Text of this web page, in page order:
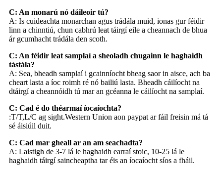
C: An monarú nó dáileoir tú?
A: Is cuideachta monarchan agus trádála muid, ionas gur féidir
linn a chinntiú, chun cabhrú leat táirgí eile a cheannach de bhua
ár gcumhacht trádála den scoth.
C: An féidir leat samplaí a sheoladh chugainn le haghaidh
tástála?
A: Sea, bheadh ​​samplaí i gcainníocht bheag saor in aisce, ach ba
cheart lasta a íoc roimh ré nó bailiú lasta. Bheadh ​​cáilíocht na
dtáirgí a cheannóidh tú mar an gcéanna le cáilíocht na samplaí.
C: Cad é do théarmaí íocaíochta?
:T/T,L/C ag sight.Western Union aon paypat ar fáil freisin má tá
sé áisiúil duit.
C: Cad mar gheall ar an am seachadta?
A: Laistigh de 3-7 lá le haghaidh earraí stoic, 10-25 lá le
haghaidh táirgí saincheaptha tar éis an íocaíocht síos a fháil.